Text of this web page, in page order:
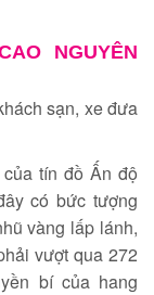
NGUYÊN
sạn, xe đưa
tín đồ Ấn độ
có bức tượng
vàng lấp lánh,
vượt qua 272
bí của hang